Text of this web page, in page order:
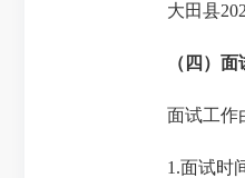
大田县
（四）面
面试工作
1.面试时